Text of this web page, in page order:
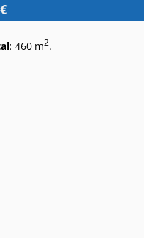
: 460 m2.